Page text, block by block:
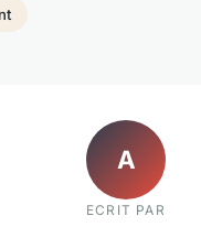
A
ECRIT PAR